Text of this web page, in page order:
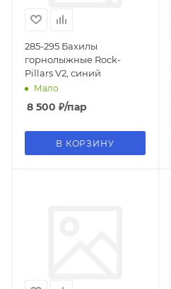
285-295 Бахилы
горнолыжные Rock-
Pillars V2, синий
Мало
8 500 ₽/пар
В КОРЗИНУ